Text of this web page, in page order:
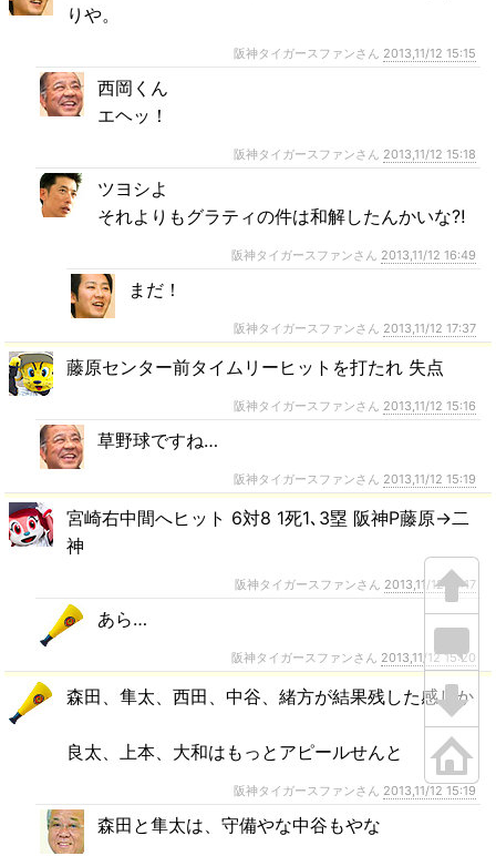
りや。
阪神タイガースファンさん 2013,11/12 15:15
西岡くん
エヘッ！
阪神タイガースファンさん 2013,11/12 15:18
ツヨシよ
それよりもグラティの件は和解したんかいな⁈
阪神タイガースファンさん 2013,11/12 16:49
まだ！
阪神タイガースファンさん 2013,11/12 17:37
藤原センター前タイムリーヒットを打たれ 失点
阪神タイガースファンさん 2013,11/12 15:16
草野球ですね…
阪神タイガースファンさん 2013,11/12 15:19
宮崎右中間へヒット 6対8 1死1､3塁 阪神P藤原→二
神
阪神タイガースファンさん 2013,11/12 15:17
あら…
阪神タイガースファンさん 2013,11/12 15:20
森田、隼太、西田、中谷、緒方が結果残した感じか
良太、上本、大和はもっとアピールせんと
阪神タイガースファンさん 2013,11/12 15:19
森田と隼太は、守備やな中谷もやな